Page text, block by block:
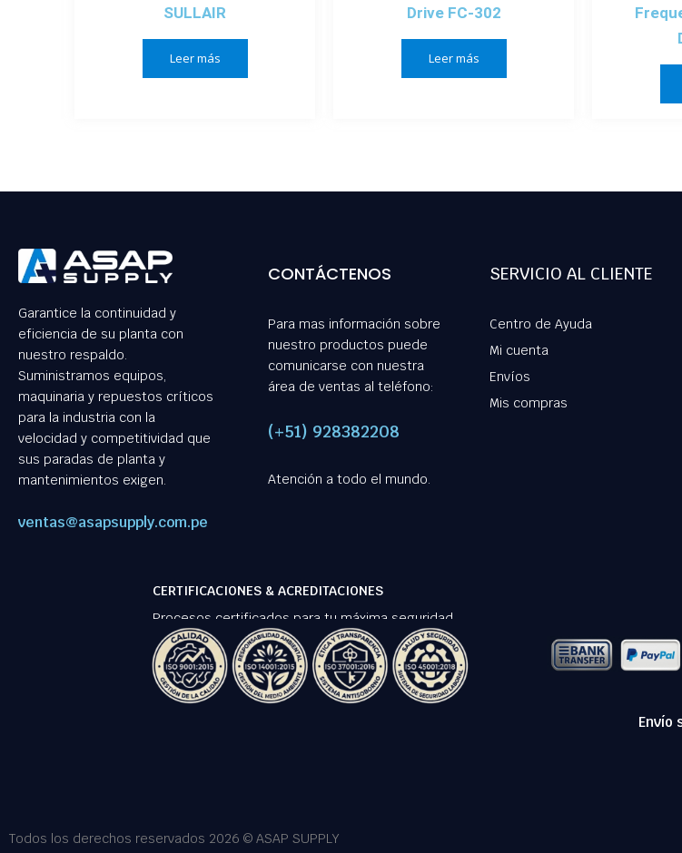
SULLAIR
Leer más
Drive FC-302
Leer más
Garantice la continuidad y
eficiencia de su planta con
nuestro respaldo.
Suministramos equipos,
maquinaria y repuestos críticos
para la industria con la
velocidad y competitividad que
sus paradas de planta y
mantenimientos exigen.
ventas@asapsupply.com.pe
CONTÁCTENOS
Para mas información sobre
nuestro productos puede
comunicarse con nuestra
área de ventas al teléfono:
(+51) 928382208
Atención a todo el mundo.
SERVICIO AL CLIENTE
Centro de Ayuda
Mi cuenta
Envíos
Mis compras
CERTIFICACIONES & ACREDITACIONES
Procesos certificados para tu máxima seguridad.
Envío
Todos los derechos reservados 2026 © ASAP SUPPLY